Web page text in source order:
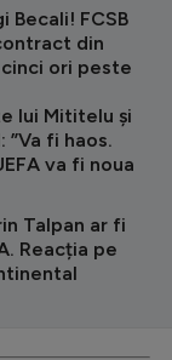
Becali! FCSB
din
ori peste
lui Mititelu și
”Va fi haos.
va fi noua
Talpan ar fi
Reacția pe